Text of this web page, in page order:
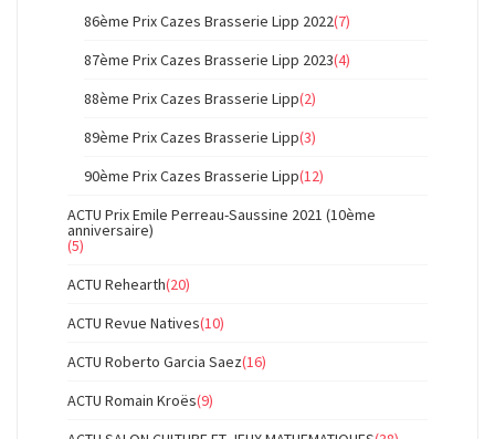
86ème Prix Cazes Brasserie Lipp 2022(7)
87ème Prix Cazes Brasserie Lipp 2023(4)
88ème Prix Cazes Brasserie Lipp(2)
89ème Prix Cazes Brasserie Lipp(3)
90ème Prix Cazes Brasserie Lipp(12)
ACTU Prix Emile Perreau-Saussine 2021 (10ème
anniversaire)
(5)
ACTU Rehearth(20)
ACTU Revue Natives(10)
ACTU Roberto Garcia Saez(16)
ACTU Romain Kroës(9)